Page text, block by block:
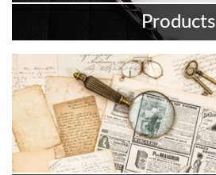
Products
最新商品
更多資訊